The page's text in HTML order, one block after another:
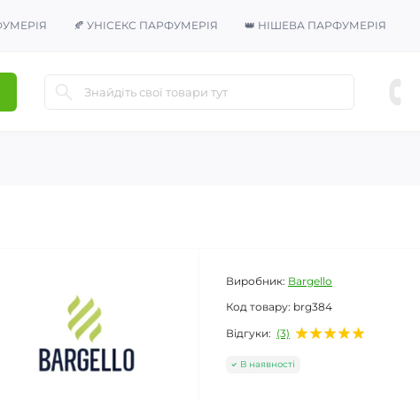
🍂 УНІСЕКС ПАРФУМЕРІЯ 👑 НІШЕВА ПАРФУМЕРІЯ
Виробник: Bargello
Код товару: brg384
Відгуки: (3)
В наявності